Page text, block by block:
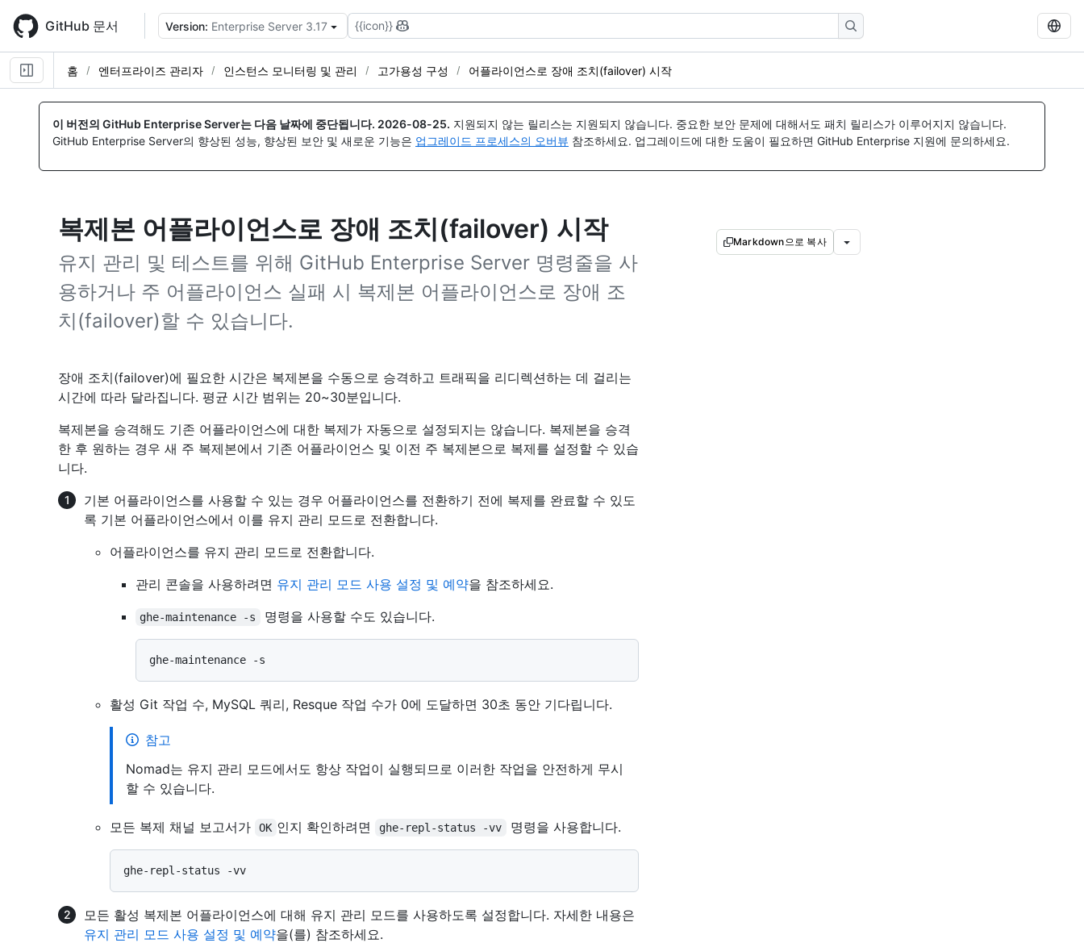
main
content
GitHub 문서 Version: Enterprise Server 3.17 {{icon}}
홈 엔터프라이즈 관리자 인스턴스 모니터링 및 관리 고가용성 구성 어플라이언스로 장애 조치(failover) 시작
이 버전의 GitHub Enterprise Server는 다음 날짜에 중단됩니다. 2026-08-25. 지원되지 않는 릴리스는 지원되지 않습니다. 중요한 보안 문제에 대해서도 패치 릴리스가 이루어지지 않습니다.
GitHub Enterprise Server의 향상된 성능, 향상된 보안 및 새로운 기능은 업그레이드 프로세스의 오버뷰 참조하세요. 업그레이드에 대한 도움이 필요하면 GitHub Enterprise 지원에 문의하세요.
복제본 어플라이언스로 장애 조치(failover) 시작
유지 관리 및 테스트를 위해 GitHub Enterprise Server 명령줄을 사
용하거나 주 어플라이언스 실패 시 복제본 어플라이언스로 장애 조
치(failover)할 수 있습니다.
Markdown으로 복사
장애 조치(failover)에 필요한 시간은 복제본을 수동으로 승격하고 트래픽을 리디렉션하는 데 걸리는
시간에 따라 달라집니다. 평균 시간 범위는 20~30분입니다.
복제본을 승격해도 기존 어플라이언스에 대한 복제가 자동으로 설정되지는 않습니다. 복제본을 승격
한 후 원하는 경우 새 주 복제본에서 기존 어플라이언스 및 이전 주 복제본으로 복제를 설정할 수 있습
니다.
기본 어플라이언스를 사용할 수 있는 경우 어플라이언스를 전환하기 전에 복제를 완료할 수 있도
록 기본 어플라이언스에서 이를 유지 관리 모드로 전환합니다.
어플라이언스를 유지 관리 모드로 전환합니다.
관리 콘솔을 사용하려면 유지 관리 모드 사용 설정 및 예약을 참조하세요.
ghe-maintenance -s 명령을 사용할 수도 있습니다.
활성 Git 작업 수, MySQL 쿼리, Resque 작업 수가 0에 도달하면 30초 동안 기다립니다.
참고
Nomad는 유지 관리 모드에서도 항상 작업이 실행되므로 이러한 작업을 안전하게 무시
할 수 있습니다.
모든 복제 채널 보고서가 OK 인지 확인하려면 ghe-repl-status -vv 명령을 사용합니다.
모든 활성 복제본 어플라이언스에 대해 유지 관리 모드를 사용하도록 설정합니다. 자세한 내용은
유지 관리 모드 사용 설정 및 예약을(를) 참조하세요.